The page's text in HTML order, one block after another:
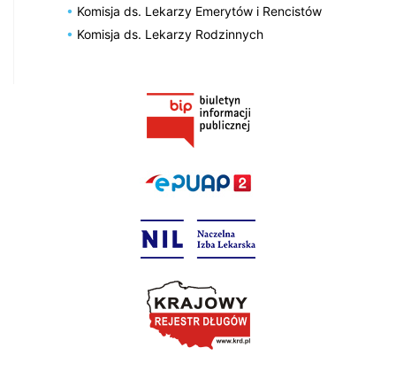
Komisja ds. Lekarzy Emerytów i Rencistów
Komisja ds. Lekarzy Rodzinnych